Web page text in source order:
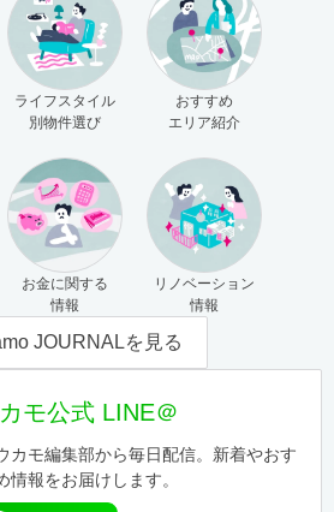
ライフスタイル
別物件選び
おすすめ
エリア紹介
お金に関する
情報
リノベーション
情報
JOURNALを見る
モ公式 LINE＠
カモ編集部から毎日配信。新着やおす
情報をお届けします。